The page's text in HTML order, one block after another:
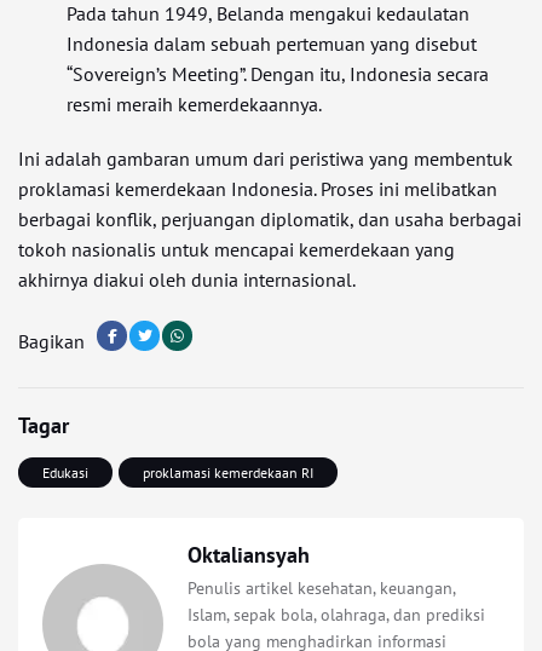
Pada tahun 1949, Belanda mengakui kedaulatan
Indonesia dalam sebuah pertemuan yang disebut
“Sovereign’s Meeting”. Dengan itu, Indonesia secara
resmi meraih kemerdekaannya.
Ini adalah gambaran umum dari peristiwa yang membentuk
proklamasi kemerdekaan Indonesia. Proses ini melibatkan
berbagai konflik, perjuangan diplomatik, dan usaha berbagai
tokoh nasionalis untuk mencapai kemerdekaan yang
akhirnya diakui oleh dunia internasional.
Bagikan
Tagar
Edukasi proklamasi kemerdekaan RI
Oktaliansyah
Penulis artikel kesehatan, keuangan,
Islam, sepak bola, olahraga, dan prediksi
bola yang menghadirkan informasi